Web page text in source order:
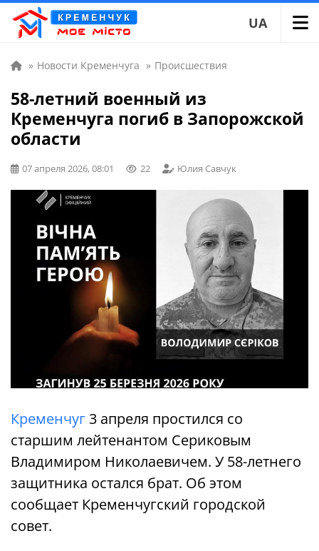
UA
» Новости Кременчуга » Происшествия
58-летний военный из
Кременчуга погиб в Запорожской
области
07 апреля 2026, 08:01 22 Юлия Савчук
Кременчуг3 апреля простился со
старшим лейтенантом Сериковым
Владимиром Николаевичем. У 58-летнего
защитника остался брат. Об этом
сообщает Кременчугский городской
совет.